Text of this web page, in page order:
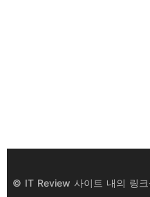
© IT Review 사이트 내의 링크